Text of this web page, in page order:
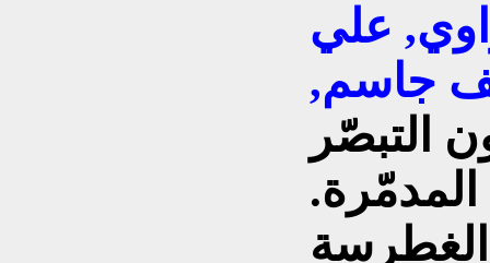
علي
جاسم,
التبصّر
المدمّرة.